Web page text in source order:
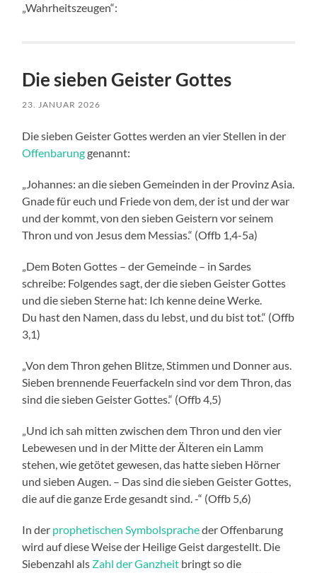
„Wahrheitszeugen“:
Die sieben Geister Gottes
23. JANUAR 2026
Die sieben Geister Gottes werden an vier Stellen in der
Offenbarunggenannt:
„Johannes: an die sieben Gemeinden in der Provinz Asia.
Gnade für euch und Friede von dem, der ist und der war
und der kommt, von den sieben Geistern vor seinem
Thron und von Jesus dem Messias.“ (Offb 1,4-5a)
„Dem Boten Gottes – der Gemeinde – in Sardes
schreibe: Folgendes sagt, der die sieben Geister Gottes
und die sieben Sterne hat: Ich kenne deine Werke.
Du hast den Namen, dass du lebst, und du bist tot.“ (Offb
3,1)
„Von dem Thron gehen Blitze, Stimmen und Donner aus.
Sieben brennende Feuerfackeln sind vor dem Thron, das
sind die sieben Geister Gottes.“ (Offb 4,5)
„Und ich sah mitten zwischen dem Thron und den vier
Lebewesen und in der Mitte der Älteren ein Lamm
stehen, wie getötet gewesen, das hatte sieben Hörner
und sieben Augen. – Das sind die sieben Geister Gottes,
die auf die ganze Erde gesandt sind. -“ (Offb 5,6)
In der prophetischen Symbolspracheder Offenbarung
wird auf diese Weise der Heilige Geist dargestellt. Die
Siebenzahl als Zahl der Ganzheit bringt so die